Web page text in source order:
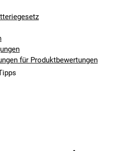
für Produktbewertungen